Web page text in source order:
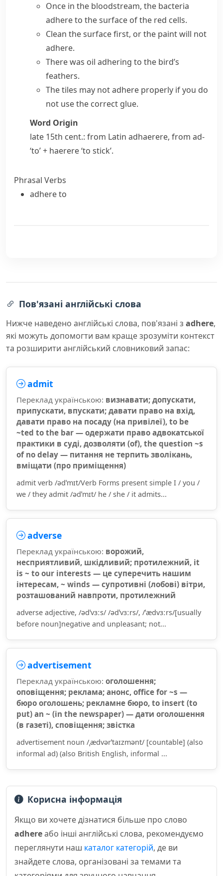
Once in the bloodstream, the bacteria
adhere to the surface of the red cells.
Clean the surface first, or the paint will not
adhere.
There was oil adhering to the bird’s
feathers.
The tiles may not adhere properly if you do
not use the correct glue.
Word Origin
late 15th cent.: from Latin adhaerere, from ad-
‘to’ + haerere‘to stick’.
Phrasal Verbs
adhere to
Пов'язані англійські слова
Нижче наведено англійські слова, пов'язані з adhere,
які можуть допомогти вам краще зрозуміти контекст
та розширити англійський словниковий запас:
admit
Переклад українською: визнавати; допускати,
припускати, впускати; давати право на вхід,
давати право на посаду (на привілеї), to be
~ted to the bar — одержати право адвокатської
практики в суді, дозволяти (of), the question ~s
of no delay — питання не терпить зволікань,
вміщати (про приміщення)
admit verb /ədˈmɪt/Verb Forms present simple I / you /
we / they admit /ədˈmɪt/ he / she / it admits...
adverse
Переклад українською: ворожий,
несприятливий, шкідливий; протилежний, it
is ~ to our interests — це суперечить нашим
інтересам, ~ winds — супротивні (лобові) вітри,
розташований навпроти, протилежний
adverse adjective, /ədˈvɜːs/ /ədˈvɜːrs/, /ˈædvɜːrs/[usually
before noun]negative and unpleasant; not...
advertisement
Переклад українською: оголошення;
оповіщення; реклама; анонс, office for ~s —
бюро оголошень; рекламне бюро, to insert (to
put) an ~ (in the newspaper) — дати оголошення
(в газеті), сповіщення; звістка
advertisement noun /ˌædvərˈtaɪzmənt/ [countable] (also
informal ad) (also British English, informal ...
Корисна інформація
Якщо ви хочете дізнатися більше про слово
adhereабо інші англійські слова, рекомендуємо
переглянути наш каталог категорій, де ви
знайдете слова, організовані за темами та